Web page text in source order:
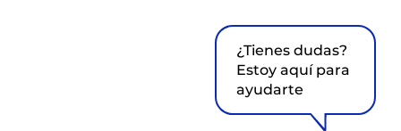
¿Tienes dudas?
Estoy aquí para
ayudarte